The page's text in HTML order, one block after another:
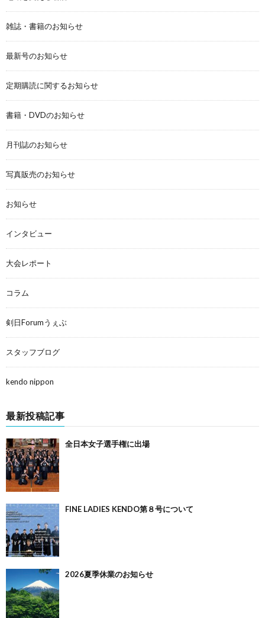
雑誌・書籍のお知らせ
最新号のお知らせ
定期購読に関するお知らせ
書籍・DVDのお知らせ
月刊誌のお知らせ
写真販売のお知らせ
お知らせ
インタビュー
大会レポート
コラム
剣日Forumうぇぶ
スタッフブログ
kendo nippon
最新投稿記事
全日本女子選手権に出場
FINE LADIES KENDO第８号について
2026夏季休業のお知らせ